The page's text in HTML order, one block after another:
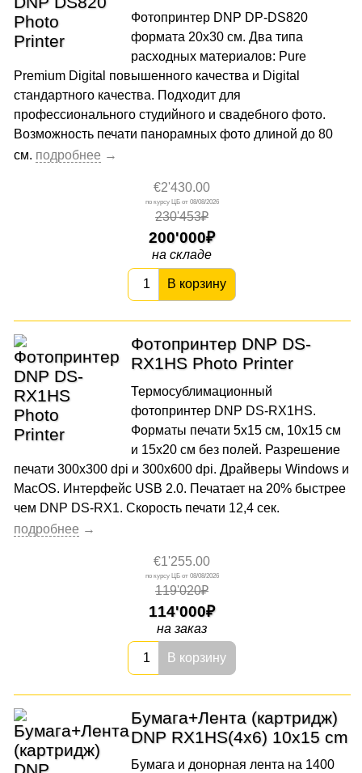
Фотопринтер DNP DP-DS820
формата 20х30 см. Два типа
расходных материалов: Pure
Premium Digital повышенного качества и Digital
стандартного качества. Подходит для
профессионального студийного и свадебного фото.
Возможность печати панорамных фото длиной до 80
см.
€2'430.00
08/08/2026
230'453₽
200'000
на складе
В корзину
Фотопринтер DNP DS-
RX1HS Photo Printer
Термосублимационный
фотопринтер DNP DS-RX1HS.
Форматы печати 5х15 см, 10x15 см
и 15х20 см без полей. Разрешение
печати 300x300 dpi и 300x600 dpi. Драйверы Windows и
MacOS. Интерфейс USB 2.0. Печатает на 20% быстрее
чем DNP DS-RX1. Скорость печати 12,4 сек.
€1'255.00
08/08/2026
119'020₽
114'000
на заказ
В корзину
Бумага+Лента (картридж)
DNP RX1HS(4x6) 10x15 cm
Бумага и донорная лента на 1400